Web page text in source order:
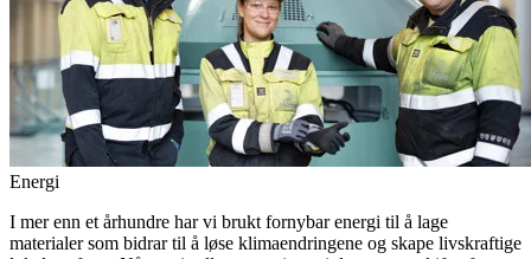
Energi
I mer enn et århundre har vi brukt fornybar energi til å lage
materialer som bidrar til å løse klimaendringene og skape livskraftige